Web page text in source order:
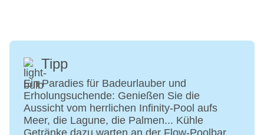
Gebühr, Sprachen: deutsch, englisch
Tagungseinrichtungen: Konferenzräume: 4,
klimatisierte Tagungsräume, Tagungsequipment:
gegen Gebühr, Coffee Breaks: gegen Gebühr, bei
All Inclusive inklusive
Gebäudeanzahl: 1, Etagen: 4, Zimmer: 70, Villen:
Tipp
Ein Paradies für Badeurlauber und
Erholungsuchende: Genießen Sie die
Aussicht vom herrlichen Infinity-Pool aufs
Meer, die Lagune, die Palmen... Kühle